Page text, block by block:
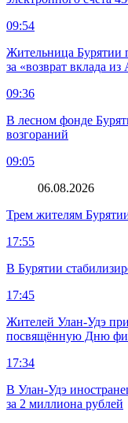
09:54
Жительница Бурятии
за «возврат вклада
09:36
В лесном фонде
возгораний
09:05
06.08.2026
Трем жителям
17:55
В Бурятии
17:45
Жителей Улан-Удэ
посвящённую Дню
17:34
В Улан-Удэ
за 2 миллиона рублей